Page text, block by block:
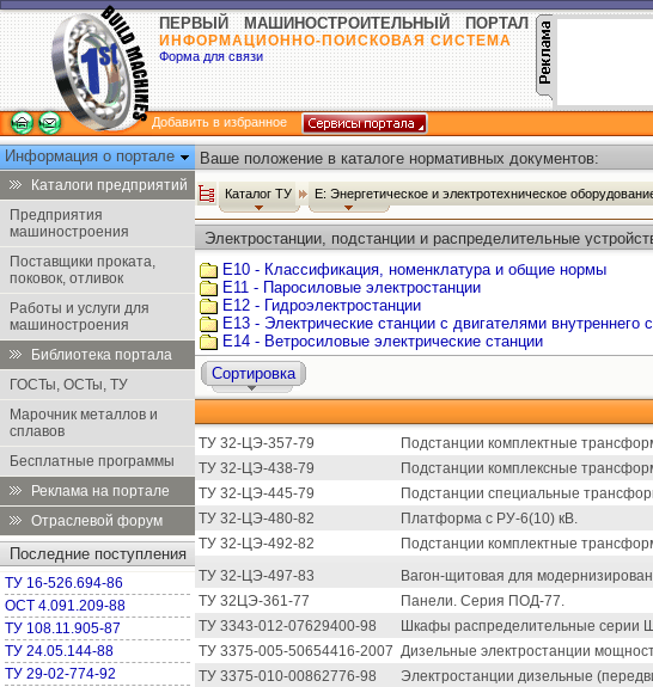
ПЕРВЫЙ МАШИНОСТРОИТЕЛЬНЫЙ ПОРТАЛ
ИНФОРМАЦИОННО-ПОИСКОВАЯ СИСТЕМА
Форма для связи
Добавить в избранное
Информация о портале
Каталоги предприятий
Предприятия
машиностроения
Поставщики проката,
поковок, отливок
Работы и услуги для
машиностроения
Библиотека портала
ГОСТы, ОСТы, ТУ
Марочник металлов и
сплавов
Бесплатные программы
Реклама на портале
Отраслевой форум
Последние поступления
ТУ 16-526.694-86
ОСТ 4.091.209-88
ТУ 108.11.905-87
ТУ 24.05.144-88
ТУ 29-02-774-92
Ваше положение в каталоге нормативных документов:
Каталог ТУ Е: Энергетическое и электротехническое
Электростанции, подстанции и распределительные
Е10 - Классификация, номенклатура и общие нормы
Е11 - Паросиловые электростанции
Е12 - Гидроэлектростанции
Е13 - Электрические станции с двигателями внутреннего
Е14 - Ветросиловые электрические станции
Сортировка
ТУ 32-ЦЭ-357-79
Подстанции комплектные
ТУ 32-ЦЭ-438-79
Подстанции комплексные
ТУ 32-ЦЭ-445-79
Подстанции специальные
ТУ 32-ЦЭ-480-82
Платформа с РУ-6(10) кВ.
ТУ 32-ЦЭ-492-82
Подстанции комплектные
ТУ 32-ЦЭ-497-83
Вагон-щитовая для
ТУ 32ЦЭ-361-77
Панели. Серия ПОД-77.
ТУ 3343-012-07629400-98
Шкафы распределительные серии
ТУ 3375-005-50654416-2007 Дизельные электростанции
ТУ 3375-010-00862776-98
Электростанции дизельные